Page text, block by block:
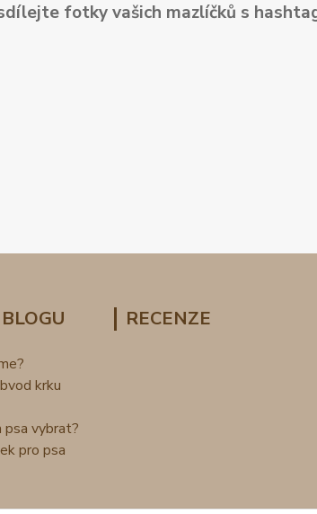
fotky vašich mazlíčků s
krku
psa vybrat?
pro psa
RECENZE